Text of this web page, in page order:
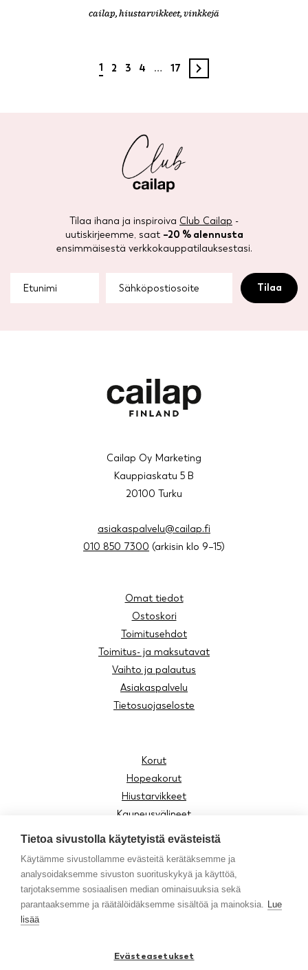
cailap, hiustarvikkeet, vinkkejä
Artikkelien
1 2 3 4 … 17
Tilaa ihana ja inspiroiva Club Cailap -
uutiskirjeemme, saat –20 % alennusta
ensimmäisestä verkkokauppatilauksestasi.
Cailap Oy Marketing
Kauppiaskatu 5 B
20100 Turku
asiakaspalvelu@cailap.fi
010 850 7300 (arkisin klo 9–15)
Omat tiedot
Ostoskori
Toimitusehdot
Toimitus- ja maksutavat
Vaihto ja palautus
Asiakaspalvelu
Tietosuojaseloste
Korut
Hopeakorut
Hiustarvikkeet
Kauneusvälineet
Aurinkolasit
Lasten tuotteet
Asusteet
Moomin by Cailap
Tietoa sivustolla käytetyistä evästeistä
Käytämme sivustollamme evästeitä kerätäksemme ja
analysoidaksemme sivuston suorituskykyä ja käyttöä,
tarjotaksemme sosiaalisen median ominaisuuksia sekä
parantaaksemme ja räätälöidäksemme sisältöä ja mainoksia. Lue
lisää
Evästeasetukset